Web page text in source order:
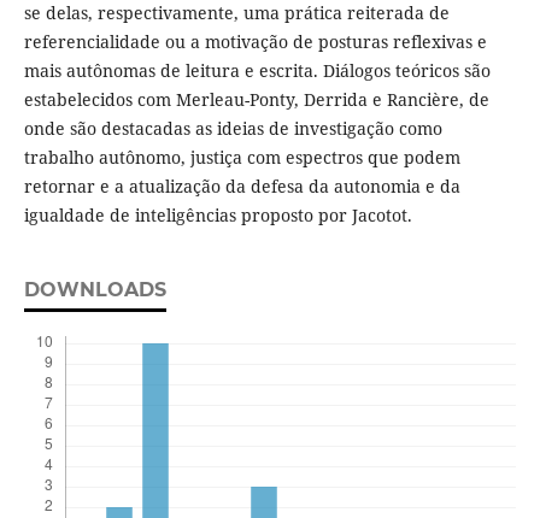
se delas, respectivamente, uma prática reiterada de
referencialidade ou a motivação de posturas reflexivas e
mais autônomas de leitura e escrita. Diálogos teóricos são
estabelecidos com Merleau-Ponty, Derrida e Rancière, de
onde são destacadas as ideias de investigação como
trabalho autônomo, justiça com espectros que podem
retornar e a atualização da defesa da autonomia e da
igualdade de inteligências proposto por Jacotot.
DOWNLOADS